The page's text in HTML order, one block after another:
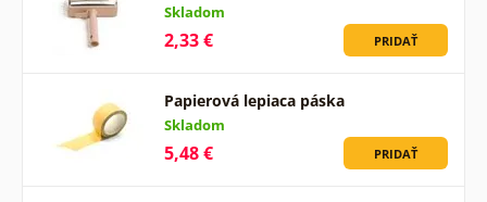
Skladom
2,33 € PRIDAŤ
Papierová lepiaca páska
Skladom
5,48 € PRIDAŤ